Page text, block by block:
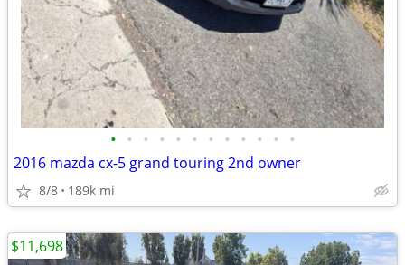
• • • • • • • • • • • •
2016 mazda cx-5 grand touring 2nd owner
8/8 189k mi
$11,698